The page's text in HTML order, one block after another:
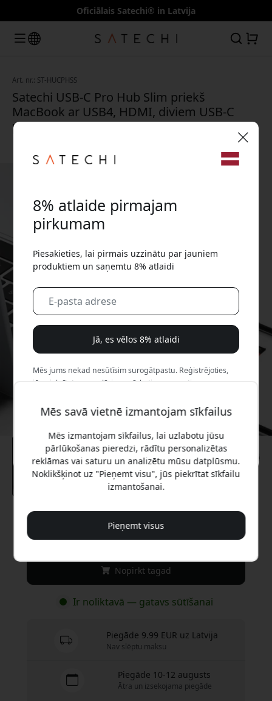
Oficiālais Satechi® in Latvija
Art. nr.: ST-HUCPHSS
Satechi USB-C Pro Hub Slim priekš
MacBook ar USB4, HDMI, diviem USB-C
portiem, SD/microSD un 100 W Power
89.99 EUR
Nopirkt tagad
Ir noliktavā — gatavs sūtīšanai
Piegāde 9.99 EUR uz Latvija
Nav slēptu maksu
Piegāde 10-12 augusts
Ātra un izsekojama piegāde
Mēs savā vietnē izmantojam sīkfailus
Mēs izmantojam sīkfailus, lai uzlabotu jūsu
pārlūkošanas pieredzi, rādītu personalizētas
reklāmas vai saturu un analizētu mūsu datplūsmu.
Noklikšķinot uz "Pieņemt visu", jūs piekrītat sīkfailu
izmantošanai.
Pieņemt visus
8% atlaide pirmajam
pirkumam
Piesakieties, lai pirmais uzzinātu par jauniem
produktiem un saņemtu 8% atlaidi
Jā, es vēlos 8% atlaidi
Mēs jums nekad nesūtīsim surogātpastu. Reģistrējoties,
jūs piekrītat neregulāriem mārketinga e-pastiem,
🎉 Jūsu atlaižu kods:
Izmantojiet šo kodu, veicot pasūtījumu, lai
saņemtu 8% atlaidi.